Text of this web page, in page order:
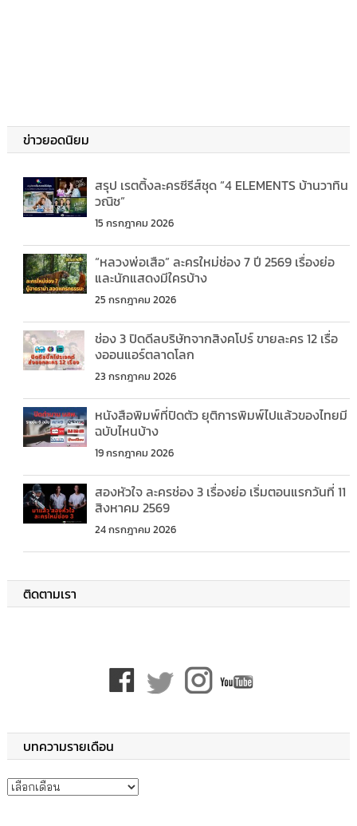
ข่าวยอดนิยม
สรุป เรตติ้งละครซีรีส์ชุด “4 ELEMENTS บ้านวาทิน
วณิช”
15 กรกฎาคม 2026
“หลวงพ่อเสือ” ละครใหม่ช่อง 7 ปี 2569 เรื่องย่อ
และนักแสดงมีใครบ้าง
25 กรกฎาคม 2026
ช่อง 3 ปิดดีลบริษัทจากสิงคโปร์ ขายละคร 12 เรื่อ
งออนแอร์ตลาดโลก
23 กรกฎาคม 2026
หนังสือพิมพ์ที่ปิดตัว ยุติการพิมพ์ไปแล้วของไทยมี
ฉบับไหนบ้าง
19 กรกฎาคม 2026
สองหัวใจ ละครช่อง 3 เรื่องย่อ เริ่มตอนแรกวันที่ 11
สิงหาคม 2569
24 กรกฎาคม 2026
ติดตามเรา
บทความรายเดือน
บทความรายเดือน